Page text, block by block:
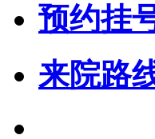
预约挂
来院路